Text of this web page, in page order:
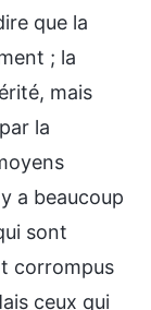
que la
; la
mais
la
a beaucoup
sont
corrompus
ceux qui